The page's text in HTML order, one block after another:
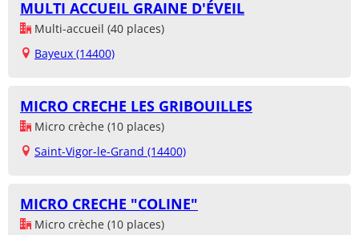
MULTI ACCUEIL GRAINE D'ÉVEIL
Multi-accueil (40 places)
Bayeux (14400)
MICRO CRECHE LES GRIBOUILLES
Micro crèche (10 places)
Saint-Vigor-le-Grand (14400)
MICRO CRECHE "COLINE"
Micro crèche (10 places)